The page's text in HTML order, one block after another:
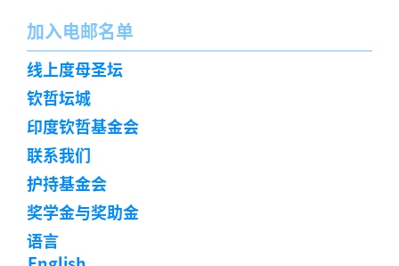
名
字
加入电邮名单
订
阅
线上度母圣坛
钦哲坛城
印度钦哲基金会
联系我们
护持基金会
奖学金与奖助金
语言